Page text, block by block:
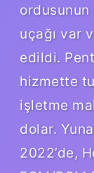
uçağı var
edildi.
hizmette
işletme
dolar.
2022’de,